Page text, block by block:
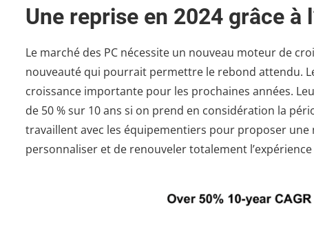
Une reprise en 2024 grâce à
Le marché des PC nécessite un nouveau moteur de
nouveauté qui pourrait permettre le rebond attendu.
croissance importante pour les prochaines années.
de 50 % sur 10 ans si on prend en considération la
travaillent avec les équipementiers pour proposer une
personnaliser et de renouveler totalement l’expérience